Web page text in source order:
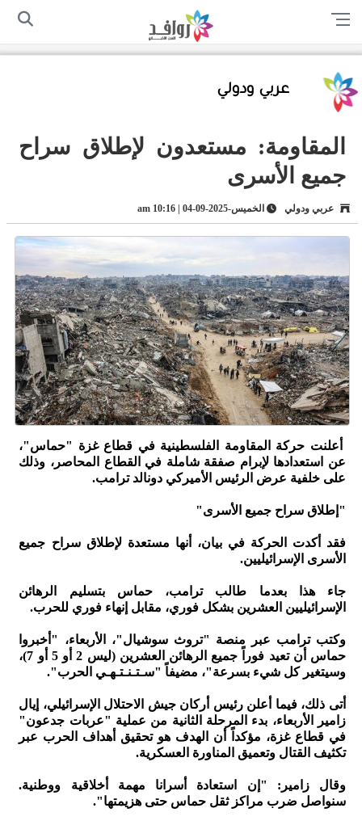
الرئيسية سياسة الخصوصية
عربي ودولي
المقاومة: مستعدون لإطلاق سراح
جميع الأسرى
عربي ودولي الخميس-2025-09-04 | 10:16 am
أعلنت حركة المقاومة الفلسطينية في قطاع غزة "حماس"،
عن استعدادها لإبرام صفقة شاملة في القطاع المحاصر، وذلك
على خلفية عرض الرئيس الأميركي دونالد ترامب.
"إطلاق سراح جميع الأسرى"
فقد أكدت الحركة في بيان، أنها مستعدة لإطلاق سراح جميع
الأسرى الإسرائيليين.
جاء هذا بعدما طالب ترامب، حماس بتسليم الرهائن
الإسرائيليين العشرين بشكل فوري، مقابل إنهاء فوري للحرب.
وكتب ترامب عبر منصة "تروث سوشيال"، الأربعاء، "أخبروا
حماس أن تعيد فوراً جميع الرهائن العشرين (ليس 2 أو 5 أو 7)،
وسيتغير كل شيء بسرعة"، مضيفاً "سـتـنـتـهـي الحرب".
أتى ذلك، فيما أعلن رئيس أركان جيش الاحتلال الإسرائيلي، إيال
زامير الأربعاء، بدء المرحلة الثانية من عملية "عربات جدعون"
في قطاع غزة، مؤكداً أن الهدف هو تحقيق أهداف الحرب عبر
تكثيف القتال وتعميق المناورة العسكرية.
وقال زامير: "إن استعادة أسرانا مهمة أخلاقية ووطنية.
سنواصل ضرب مراكز ثقل حماس حتى هزيمتها".